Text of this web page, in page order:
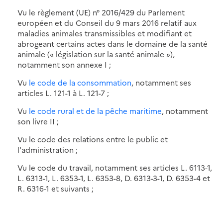
Vu le règlement (UE) n° 2016/429 du Parlement
européen et du Conseil du 9 mars 2016 relatif aux
maladies animales transmissibles et modifiant et
abrogeant certains actes dans le domaine de la santé
animale (« législation sur la santé animale »),
notamment son annexe I ;
Vu le code de la consommation, notamment ses
articles L. 121-1 à L. 121-7 ;
Vu le code rural et de la pêche maritime, notamment
son livre II ;
Vu le code des relations entre le public et
l'administration ;
Vu le code du travail, notamment ses articles L. 6113-1,
L. 6313-1, L. 6353-1, L. 6353-8, D. 6313-3-1, D. 6353-4 et
R. 6316-1 et suivants ;